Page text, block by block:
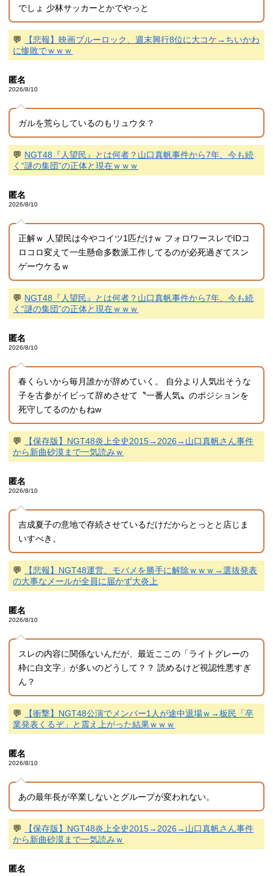
でしょ 少林サッカーとかでやっと
💬
【悲報】映画ブルーロック、週末興行8位に大コケ→ちいかわ
に惨敗でｗｗｗ
匿名
2026/8/10
ガルを荒らしているのもリュウタ？
💬 NGT48『人望民』とは何者？山口真帆事件から7年、今も続
く“謎の集団”の正体と現在ｗｗｗ
匿名
2026/8/10
正解ｗ 人望民は今やコイツ1匹だけｗ フォロワースレでIDコ
ロコロ変えて一生懸命多数派工作してるのが必死過ぎてスン
ゲーウケるｗ
💬 NGT48『人望民』とは何者？山口真帆事件から7年、今も続
く“謎の集団”の正体と現在ｗｗｗ
匿名
2026/8/10
春くらいから毎月誰かが辞めていく。 自分より人気出そうな
子を古参がイビって辞めさせて〝一番人気〟のポジションを
死守してるのかもねw
💬
【保存版】NGT48炎上全史2015→2026→山口真帆さん事件
から新曲砂漠まで一気読みｗ
匿名
2026/8/10
吉成夏子の意地で存続させているだけだからとっとと店じま
いすべき。
💬
【悲報】NGT48運営、モバメを勝手に解除ｗｗｗ→選抜発表
の大事なメールが全員に届かず大炎上
匿名
2026/8/10
スレの内容に関係ないんだが、最近ここの「ライトグレーの
枠に白文字」が多いのどうして？？ 読めるけど視認性悪すぎ
ん？
💬
【衝撃】NGT48公演でメンバー1人が途中退場ｗ→板民「卒
業発表くるぞ」と震え上がった結果ｗｗｗ
匿名
2026/8/10
あの最年長が卒業しないとグループが変われない。
💬
【保存版】NGT48炎上全史2015→2026→山口真帆さん事件
から新曲砂漠まで一気読みｗ
匿名